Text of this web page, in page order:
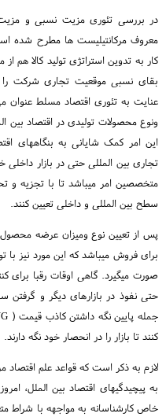
در بررسی تئوری مزیت نسبی و
معروف مرکانتیلیست ها مطرح شده
کار به تدوین استراتژی تولید کالا هم
بقای نسبی موقعیت تجاری شرکت را
عنایت به تئوری اقتصاد مسلط عنوان
ونوع محصولات تولیدی در اقتصاد
این امر کمک شایانی به بنگاههای
تجاری بین المللی حتی در بازار
متخصصین امر میباشد تا با تجزیه و
سطح بین المللی و داخلی تعیین کنند.
پس از تعیین نوع ومیزان عرضه
برای فروش میباشد که این مورد نیز
صورت میگیرد. گاهی اوقات رقبا برای
حتی نفوذ در بازارهای دیگر و گرفتن
کنند تا بازار را در انحصار خود نگه دارند.
لازم به ذکر است که قواعد علم
به پیچیدگیهای اقتصاد بین الملل،
خاص کارشناسانه به مواجهه با شراط